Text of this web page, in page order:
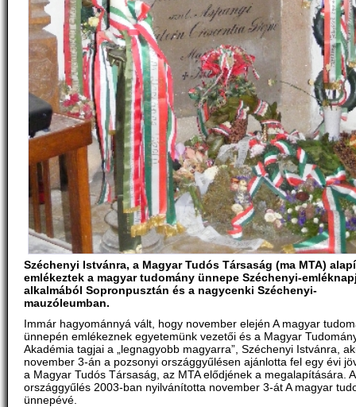
Széchenyi Istvánra, a Magyar Tudós Társaság (ma MTA)
emlékeztek a magyar tudomány ünnepe Széchenyi-
alkalmából Sopronpusztán és a nagycenki Széchenyi-
mauzóleumban.
Immár hagyománnyá vált, hogy november elején A magyar
ünnepén emlékeznek egyetemünk vezetői és a Magyar
Akadémia tagjai a „legnagyobb magyarra”, Széchenyi Istvánra,
november 3-án a pozsonyi országgyűlésen ajánlotta fel egy évi
a Magyar Tudós Társaság, az MTA elődjének a megalapítására.
országgyűlés 2003-ban nyilvánította november 3-át A magyar
ünnepévé.